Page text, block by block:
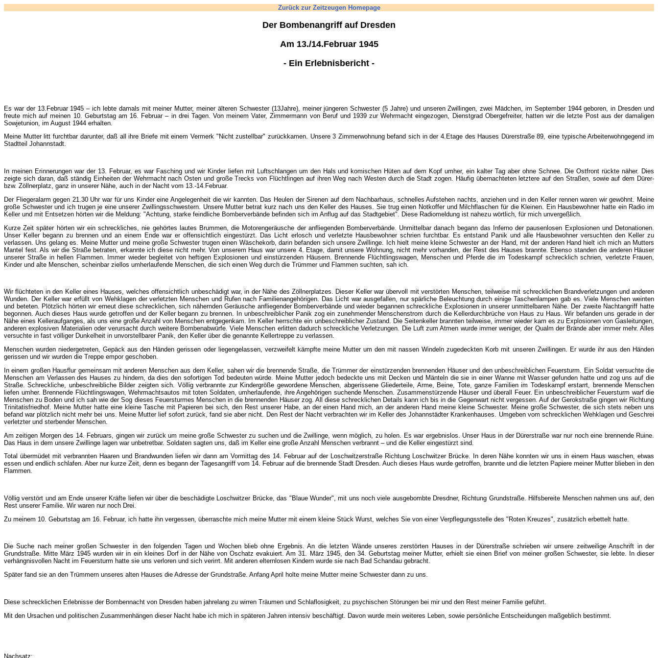
Zurück zur Zeitzeugen Homepage
Der Bombenangriff auf Dresden
Am 13./14.Februar 1945
- Ein Erlebnisbericht -
Es war der 13.Februar 1945 – ich lebte damals mit meiner Mutter, meiner älteren Schwester (13Jahre), meiner jüngeren Schwester (5 Jahre) und unseren Zwillingen, zwei Mädchen, im September 1944 geboren, in Dresden und
freute mich auf meinen 10. Geburtstag am 16. Februar – in drei Tagen. Von meinem Vater, Zimmermann von Beruf und 1939 zur Wehrmacht eingezogen, Dienstgrad Obergefreiter, hatten wir die letzte Post aus der damaligen
Sowjetunion, im August 1944 erhalten.
Meine Mutter litt furchtbar darunter, daß all ihre Briefe mit einem Vermerk "Nicht zustellbar" zurückkamen. Unsere 3 Zimmerwohnung befand sich in der 4.Etage des Hauses Dürerstraße 89, eine typische Arbeiterwohngegend im
Stadtteil Johannstadt.
In meinen Erinnerungen war der 13. Februar, es war Fasching und wir Kinder liefen mit Luftschlangen um den Hals und komischen Hüten auf dem Kopf umher, ein kalter Tag aber ohne Schnee. Die Ostfront rückte näher. Dies
zeigte sich daran, daß ständig Einheiten der Wehrmacht nach Osten und große Trecks von Flüchtlingen auf ihren Weg nach Westen durch die Stadt zogen. Häufig übernachteten letztere auf den Straßen, sowie auf dem Dürer-
bzw. Zöllnerplatz, ganz in unserer Nähe, auch in der Nacht vom 13.-14.Februar.
Der Fliegeralarm gegen 21.30 Uhr war für uns Kinder eine Angelegenheit die wir kannten. Das Heulen der Sirenen auf dem Nachbarhaus, schnelles Aufstehen nachts, anziehen und in den Keller rennen waren wir gewöhnt. Meine
große Schwester und ich trugen je eine unserer Zwillingsschwestern. Unsere Mutter betrat kurz nach uns den Keller des Hauses. Sie trug einen Notkoffer und Milchflaschen für die Kleinen. Ein Hausbewohner hatte ein Radio im
Keller und mit Entsetzen hörten wir die Meldung: "Achtung, starke feindliche Bomberverbände befinden sich im Anflug auf das Stadtgebiet". Diese Radiomeldung ist nahezu wörtlich, für mich unvergeßlich.
Kurze Zeit später hörten wir ein schreckliches, nie gehörtes lautes Brummen, die Motorengeräusche der anfliegenden Bomberverbände. Unmittelbar danach begann das Inferno der pausenlosen Explosionen und Detonationen.
Unser Keller begann zu brennen und an einem Ende war er offensichtlich eingestürzt. Das Licht erlosch und verletzte Hausbewohner schrien furchtbar. Es entstand Panik und alle Hausbewohner versuchten den Keller zu
verlassen. Uns gelang es. Meine Mutter und meine große Schwester trugen einen Wäschekorb, darin befanden sich unsere Zwillinge. Ich hielt meine kleine Schwester an der Hand, mit der anderen Hand hielt ich mich an Mutters
Mantel fest. Als wir die Straße betraten, erkannte ich diese nicht mehr. Von unserem Haus war unsere 4. Etage, damit unsere Wohnung, nicht mehr vorhanden, der Rest des Hauses brannte. Ebenso standen die anderen Häuser
unserer Straße in hellen Flammen. Immer wieder begleitet von heftigen Explosionen und einstürzenden Häusern. Brennende Flüchtlingswagen, Menschen und Pferde die im Todeskampf schrecklich schrien, verletzte Frauen,
Kinder und alte Menschen, scheinbar ziellos umherlaufende Menschen, die sich einen Weg durch die Trümmer und Flammen suchten, sah ich.
Wir flüchteten in den Keller eines Hauses, welches offensichtlich unbeschädigt war, in der Nähe des Zöllnerplatzes. Dieser Keller war übervoll mit verstörten Menschen, teilweise mit schrecklichen Brandverletzungen und anderen
Wunden. Der Keller war erfüllt von Wehklagen der verletzten Menschen und Rufen nach Familienangehörigen. Das Licht war ausgefallen, nur spärliche Beleuchtung durch einige Taschenlampen gab es. Viele Menschen weinten
und beteten. Plötzlich hörten wir erneut diese schrecklichen, sich nähernden Geräusche anfliegender Bomberverbände und wieder begannen schreckliche Explosionen in unserer unmittelbaren Nähe. Der zweite Nachtangriff hatte
begonnen. Auch dieses Haus wurde getroffen und der Keller begann zu brennen. In unbeschreiblicher Panik zog ein zunehmender Menschenstrom durch die Kellerdurchbrüche von Haus zu Haus. Wir befanden uns gerade in der
Nähe eines Kelleraufganges, als uns eine große Anzahl von Menschen entgegenkam. Im Keller herrschte ein unbeschreiblicher Zustand. Die Seitenkeller brannten teilweise, immer wieder kam es zu Explosionen von Gasleitungen,
anderen explosiven Materialien oder verursacht durch weitere Bombenabwürfe. Viele Menschen erlitten dadurch schreckliche Verletzungen. Die Luft zum Atmen wurde immer weniger, der Qualm der Brände aber immer mehr. Alles
versuchte in fast völliger Dunkelheit in unvorstellbarer Panik, den Keller über die genannte Kellertreppe zu verlassen.
Menschen wurden niedergetreten, Gepäck aus den Händen gerissen oder liegengelassen, verzweifelt kämpfte meine Mutter um den mit nassen Windeln zugedeckten Korb mit unseren Zwillingen. Er wurde ihr aus den Händen
gerissen und wir wurden die Treppe empor geschoben.
In einem großen Hausflur gemeinsam mit anderen Menschen aus dem Keller, sahen wir die brennende Straße, die Trümmer der einstürzenden brennenden Häuser und den unbeschreiblichen Feuersturm. Ein Soldat versuchte die
Menschen am Verlassen des Hauses zu hindern, da dies den sofortigen Tod bedeuten würde. Meine Mutter jedoch bedeckte uns mit Decken und Mänteln die sie in einer Wanne mit Wasser gefunden hatte und zog uns auf die
Straße. Schreckliche, unbeschreibliche Bilder zeigten sich. Völlig verbrannte zur Kindergröße gewordene Menschen, abgerissene Gliederteile, Arme, Beine, Tote, ganze Familien im Todeskampf erstarrt, brennende Menschen
liefen umher. Brennende Flüchtlingswagen, Wehrmachtsautos mit toten Soldaten, umherlaufende, ihre Angehörigen suchende Menschen. Zusammenstürzende Häuser und überall Feuer. Ein unbeschreiblicher Feuersturm warf die
Menschen zu Boden und ich sah wie der Sog dieses Feuersturmes Menschen in die brennenden Häuser zog. All diese schrecklichen Details kann ich bis in die Gegenwart nicht vergessen. Auf der Gerokstraße gingen wir Richtung
Trinitatisfriedhof. Meine Mutter hatte eine kleine Tasche mit Papieren bei sich, den Rest unserer Habe, an der einen Hand mich, an der anderen Hand meine kleine Schwester. Meine große Schwester, die sich stets neben uns
befand war plötzlich nicht mehr bei uns. Meine Mutter lief sofort zurück, fand sie aber nicht. Den Rest der Nacht verbrachten wir im Keller des Johannstädter Krankenhauses. Umgeben vom schrecklichen Wehklagen und Geschrei
verletzter und sterbender Menschen.
Am zeitigen Morgen des 14. Februars, gingen wir zurück um meine große Schwester zu suchen und die Zwillinge, wenn möglich, zu holen. Es war ergebnislos. Unser Haus in der Dürerstraße war nur noch eine brennende Ruine.
Das Haus in dem unsere Zwillinge lagen war unbetretbar. Soldaten sagten uns, daß im Keller eine große Anzahl Menschen verbrannt – und die Keller eingestürzt sind.
Total übermüdet mit verbrannten Haaren und Brandwunden liefen wir dann am Vormittag des 14. Februar auf der Loschwitzerstraße Richtung Loschwitzer Brücke. In deren Nähe konnten wir uns in einem Haus waschen, etwas
essen und endlich schlafen. Aber nur kurze Zeit, denn es begann der Tagesangriff vom 14. Februar auf die brennende Stadt Dresden. Auch dieses Haus wurde getroffen, brannte und die letzten Papiere meiner Mutter blieben in den
Flammen.
Völlig verstört und am Ende unserer Kräfte liefen wir über die beschädigte Loschwitzer Brücke, das "Blaue Wunder", mit uns noch viele ausgebombte Dresdner, Richtung Grundstraße. Hilfsbereite Menschen nahmen uns auf, den
Rest unserer Familie. Wir waren nur noch Drei.
Zu meinem 10. Geburtstag am 16. Februar, ich hatte ihn vergessen, überraschte mich meine Mutter mit einem kleine Stück Wurst, welches Sie von einer Verpflegungsstelle des "Roten Kreuzes", zusätzlich erbettelt hatte.
Die Suche nach meiner großen Schwester in den folgenden Tagen und Wochen blieb ohne Ergebnis. An die letzten Wände unseres zerstörten Hauses in der Dürerstraße schrieben wir unsere zeitweilige Anschrift in der
Grundstraße. Mitte März 1945 wurden wir in ein kleines Dorf in der Nähe von Oschatz evakuiert. Am 31. März 1945, den 34. Geburtstag meiner Mutter, erhielt sie einen Brief von meiner großen Schwester, sie lebte. In dieser
verhängnisvollen Nacht im Feuersturm hatte sie uns verloren und sich verirrt. Mit anderen elternlosen Kindern wurde sie nach Bad Schandau gebracht.
Später fand sie an den Trümmern unseres alten Hauses die Adresse der Grundstraße. Anfang April holte meine Mutter meine Schwester dann zu uns.
Diese schrecklichen Erlebnisse der Bombennacht von Dresden haben jahrelang zu wirren Träumen und Schlaflosigkeit, zu psychischen Störungen bei mir und den Rest meiner Familie geführt.
Mit den Ursachen und politischen Zusammenhängen dieser Nacht habe ich mich in späteren Jahren intensiv beschäftigt. Davon wurde mein weiteres Leben, sowie persönliche Entscheidungen maßgeblich bestimmt.
Nachsatz: